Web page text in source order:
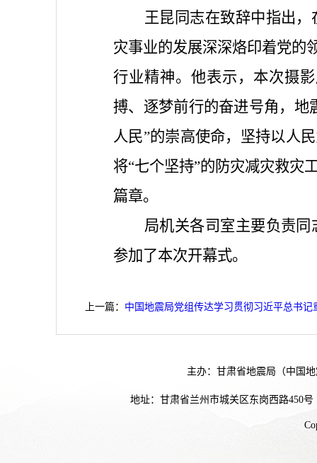
王昆同志在致辞中指出
灾事业的发展深深烙印着党的
行业精神。他表示，本次摄
搏、逐梦前行的奋进号角，地
人民”的崇高使命，坚持以人
将“七个坚持”的防灾减灾救灾
篇章。
局机关各司室主要负责
参加了本次开幕式。
上一篇： 中国地震局党组传达学习贯彻习近平总书
主办：甘肃省地震局（中国
地址：甘肃省兰州市城关区东岗西路450号